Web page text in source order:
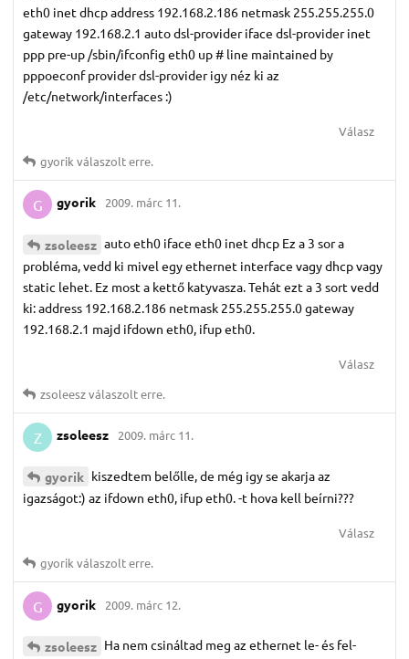
eth0 inet dhcp address 192.168.2.186 netmask 255.255.255.0
gateway 192.168.2.1 auto dsl-provider iface dsl-provider inet
ppp pre-up /sbin/ifconfig eth0 up # line maintained by
pppoeconf provider dsl-provider igy néz ki az
/etc/network/interfaces :)
Válasz
gyorik válaszolt erre.
G gyorik 2009. márc 11.
zsoleesz auto eth0 iface eth0 inet dhcp Ez a 3 sor a
probléma, vedd ki mivel egy ethernet interface vagy dhcp vagy
static lehet. Ez most a kettő katyvasza. Tehát ezt a 3 sort vedd
ki: address 192.168.2.186 netmask 255.255.255.0 gateway
192.168.2.1 majd ifdown eth0, ifup eth0.
Válasz
zsoleeszválaszolt erre.
Z zsoleesz 2009. márc 11.
gyorik kiszedtem belőlle, de még igy se akarja az
igazságot:) az ifdown eth0, ifup eth0. -t hova kell beírni???
Válasz
gyorik válaszolt erre.
G gyorik 2009. márc 12.
zsoleesz Ha nem csináltad meg az ethernet le- és fel-